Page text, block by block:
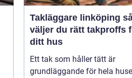
Takläggare linköping så
väljer du rätt takproffs
ditt hus
Ett tak som håller tätt är
grundläggande för hela